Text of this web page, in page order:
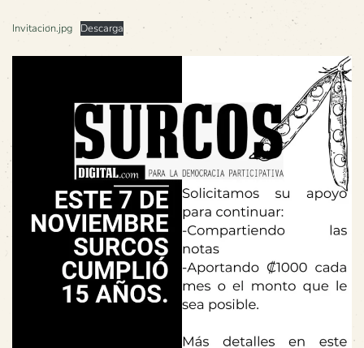
Invitacion.jpg Descarga